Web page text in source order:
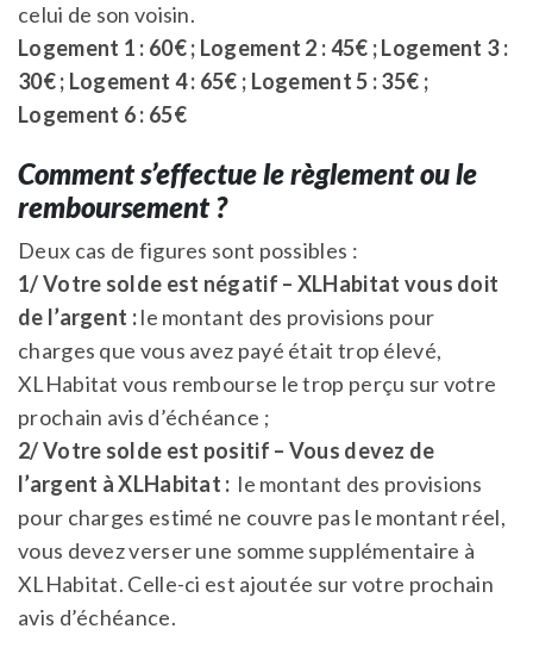
celui de son voisin.
Logement 1 : 60€ ; Logement 2 : 45€ ; Logement 3 :
30€ ; Logement 4 : 65€ ; Logement 5 : 35€ ;
Logement 6 : 65€
Comment s’effectue le règlement ou le
remboursement ?
Deux cas de figures sont possibles :
1/ Votre solde est négatif – XLHabitat vous doit
de l’argent :le montant des provisions pour
charges que vous avez payé était trop élevé,
XLHabitat vous rembourse le trop perçu sur votre
prochain avis d’échéance ;
2/ Votre solde est positif – Vous devez de
l’argent à XLHabitat : le montant des provisions
pour charges estimé ne couvre pas le montant réel,
vous devez verser une somme supplémentaire à
XLHabitat. Celle-ci est ajoutée sur votre prochain
avis d’échéance.